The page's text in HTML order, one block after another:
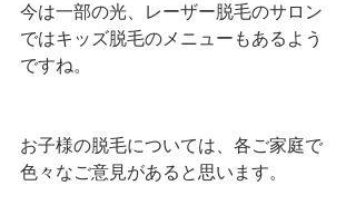
今は一部の光、レーザー脱毛のサロン
ではキッズ脱毛のメニューもあるよう
ですね。
お子様の脱毛については、各ご家庭で
色々なご意見があると思います。